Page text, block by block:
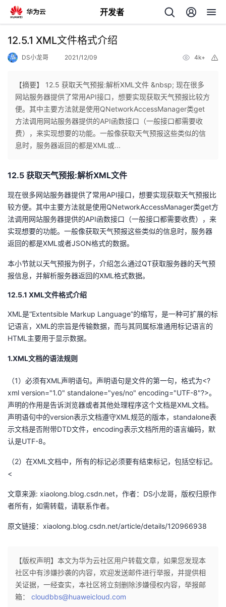
开发者
返
个
人
主
页
我
的
开
发
者
我
的
博
客
我
的
论
我
的
子
我
直
播
的
活
动
我
的
关
注
我
的
开
发
堂
我
我
的
Programs
我
的
支
我
的
我
12.5.1 XML文件格式介绍
DS小龙哥 2021/12/09 4k+
【摘要】 12.5 获取天气预报:解析XML文件 &nbsp; 现在很多
网站服务器提供了常用API接口，想要实现获取天气预报比较方
便。其中主要方法就是使用QNetworkAccessManager类get
方法调用网站服务器提供的API函数接口（一般接口都需要收
费），来实现想要的功能。一般像获取天气预报这些类似的信
息时，服务器返回的都是XML或...
12.5 获取天气预报:解析XML文件
现在很多网站服务器提供了常用API接口，想要实现获取天气预报比
较方便。其中主要方法就是使用QNetworkAccessManager类get方
法调用网站服务器提供的API函数接口（一般接口都需要收费），来
实现想要的功能。一般像获取天气预报这些类似的信息时，服务器
返回的都是XML或者JSON格式的数据。
本小节就以天气预报为例子，介绍怎么通过QT获取服务器的天气预
报信息，并解析服务器返回的XML格式数据。
12.5.1 XML文件格式介绍
XML是“Extentsible Markup Language”的缩写，是一种可扩展的标
记语言，XML的宗旨是传输数据，而与其同属标准通用标记语言的
HTML主要用于显示数据。
1.XML文档的语法规则
（1）必须有XML声明语句。声明语句是文件的第一句，格式为<?
xml version="1.0" standalone="yes/no" encoding="UTF-8"?>。
声明的作用是告诉浏览器或者其他处理程序这个文档是XML文档。
声明语句中的version表示文档遵守XML规范的版本，standalone表
示文档是否附带DTD文件，encoding表示文档所用的语言编码，默
认是UTF-8。
（2）在XML文档中，所有的标记必须要有结束标记，包括空标记。
<
文章来源: xiaolong.blog.csdn.net，作者：DS小龙哥，版权归原作
者所有，如需转载，请联系作者。
原文链接：xiaolong.blog.csdn.net/article/details/120966938
【版权声明】本文为华为云社区用户转载文章，如果您发现本
社区中有涉嫌抄袭的内容，欢迎发送邮件进行举报，并提供相
关证据，一经查实，本社区将立刻删除涉嫌侵权内容，举报邮
箱： cloudbbs@huaweicloud.com